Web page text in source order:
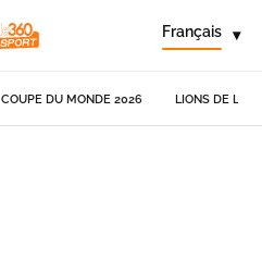
Français ▾
COUPE DU MONDE 2026 LIONS DE